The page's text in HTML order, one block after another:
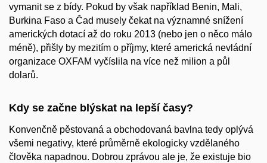
vymanit se z bídy. Pokud by však například Benin, Mali,
Burkina Faso a Čad musely čekat na významné snížení
amerických dotací až do roku 2013 (nebo jen o něco málo
méně), přišly by mezitím o příjmy, které americká nevládní
organizace OXFAM vyčíslila na více než milion a půl
dolarů.
Kdy se začne blýskat na lepší časy?
Konvenčně pěstovaná a obchodovaná bavlna tedy oplývá
všemi negativy, které průměrně ekologicky vzdělaného
člověka napadnou. Dobrou zprávou ale je, že existuje bio